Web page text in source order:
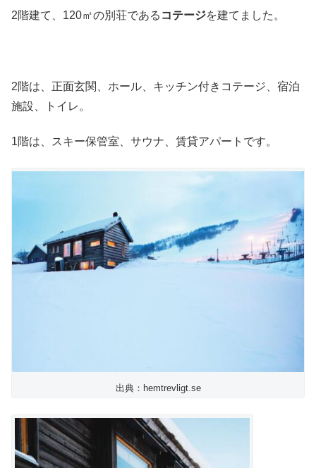
2階建て、120㎡の別荘である コテージを建てました。
2階は、正面玄関、ホール、キッチン付きコテージ、宿泊
施設、トイレ。
1階は、スキー保管室、サウナ、賃貸アパートです。
出典：hemtrevligt.se